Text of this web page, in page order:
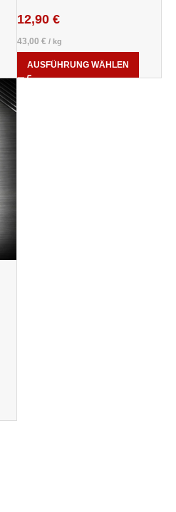
12,90 €
43,00 € / kg
AUSFÜHRUNG WÄHLEN